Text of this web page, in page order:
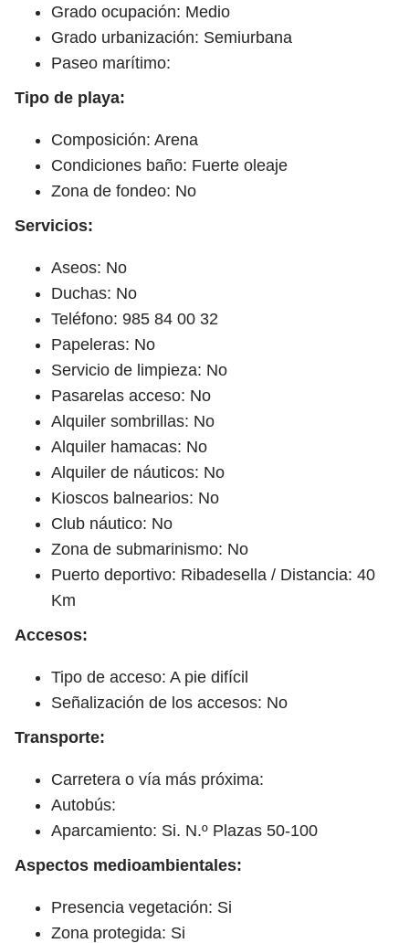
Grado ocupación: Medio
Grado urbanización: Semiurbana
Paseo marítimo:
Tipo de playa:
Composición: Arena
Condiciones baño: Fuerte oleaje
Zona de fondeo: No
Servicios:
Aseos: No
Duchas: No
Teléfono: 985 84 00 32
Papeleras: No
Servicio de limpieza: No
Pasarelas acceso: No
Alquiler sombrillas: No
Alquiler hamacas: No
Alquiler de náuticos: No
Kioscos balnearios: No
Club náutico: No
Zona de submarinismo: No
Puerto deportivo: Ribadesella / Distancia: 40
Km
Accesos:
Tipo de acceso: A pie difícil
Señalización de los accesos: No
Transporte:
Carretera o vía más próxima:
Autobús:
Aparcamiento: Si. N.º Plazas 50-100
Aspectos medioambientales:
Presencia vegetación: Si
Zona protegida: Si